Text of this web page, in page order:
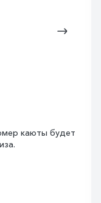
каюты будет